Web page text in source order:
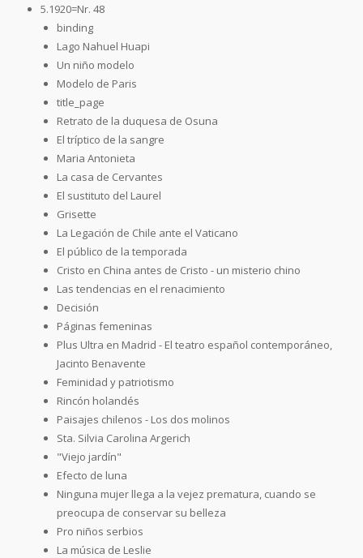
5.1920=Nr. 48
binding
Lago Nahuel Huapi
Un niño modelo
Modelo de Paris
title_page
Retrato de la duquesa de Osuna
El tríptico de la sangre
Maria Antonieta
La casa de Cervantes
El sustituto del Laurel
Grisette
La Legación de Chile ante el Vaticano
El público de la temporada
Cristo en China antes de Cristo - un misterio chino
Las tendencias en el renacimiento
Decisión
Páginas femeninas
Plus Ultra en Madrid - El teatro español contemporáneo,
Jacinto Benavente
Feminidad y patriotismo
Rincón holandés
Paisajes chilenos - Los dos molinos
Sta. Silvia Carolina Argerich
"Viejo jardín"
Efecto de luna
Ninguna mujer llega a la vejez prematura, cuando se
preocupa de conservar su belleza
Pro niños serbios
La música de Leslie